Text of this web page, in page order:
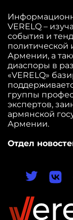
VERELQ –
события и
политической
Армении, а
диаспоры в
«VERELQ»
группы
экспертов,
армянской
Армении.
Отдел